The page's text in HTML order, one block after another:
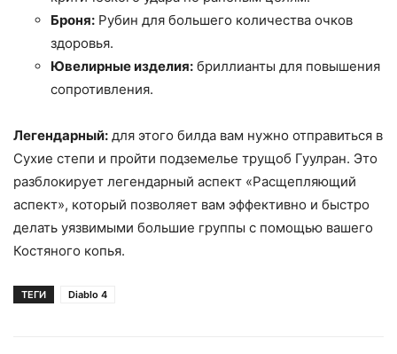
Броня: Рубин для большего количества очков
здоровья.
Ювелирные изделия: бриллианты для повышения
сопротивления.
Легендарный: для этого билда вам нужно отправиться в
Сухие степи и пройти подземелье трущоб Гуулран. Это
разблокирует легендарный аспект «Расщепляющий
аспект», который позволяет вам эффективно и быстро
делать уязвимыми большие группы с помощью вашего
Костяного копья.
ТЕГИ Diablo 4